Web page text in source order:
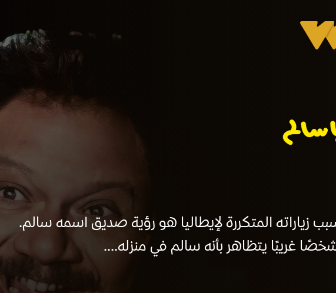
زياراته المتكررة لإيطاليا هو رؤية صديق اسمه سالم.
غريبًا يتظاهر بأنه سالم في منزله....